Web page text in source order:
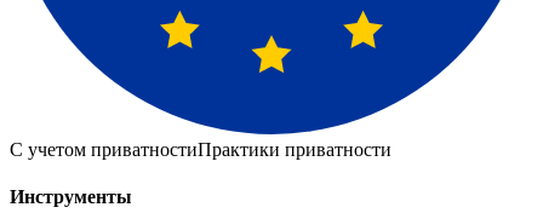
С учетом приватностиПрактики приватности
Инструменты